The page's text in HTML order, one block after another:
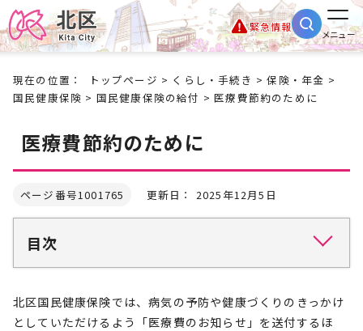
緊急情報
メニュー
現在の位置： トップページ > くらし・手続き >保険・年金 >
国民健康保険 > 国民健康保険の給付 > 医療費節約のために
医療費節約のために
ページ番号1001765 更新日： 2025年12月5日
目次
北区国民健康保険では、病気の予防や健康づくりのきっかけ
としていただけるよう「医療費のお知らせ」を送付するほ